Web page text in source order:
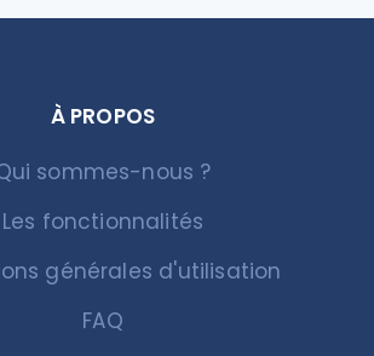
À PROPOS
sommes-nous ?
Les fonctionnalités
générales d'utilisation
FAQ